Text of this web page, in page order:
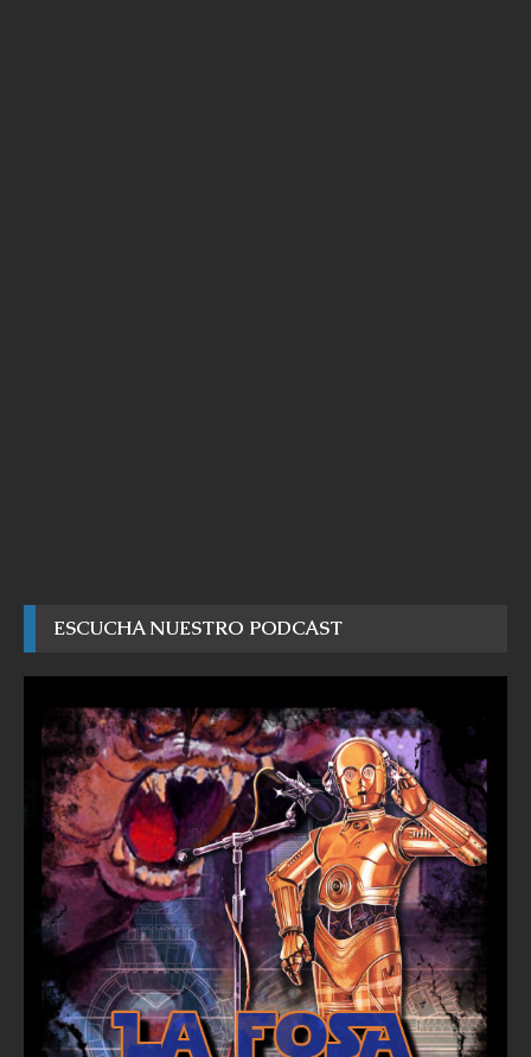
ESCUCHA NUESTRO PODCAST